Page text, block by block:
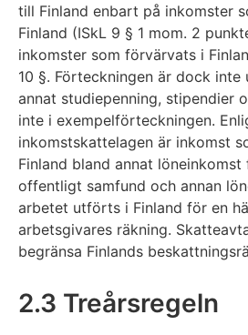
till Finland enbart på inkomster
Finland (ISkL 9 § 1 mom. 2
inkomster som förvärvats i
10 §. Förteckningen är dock inte
annat studiepenning, stipendier
inte i exempelförteckningen.
inkomstskattelagen är inkomst
Finland bland annat
offentligt samfund och annan
arbetet utförts i Finland för en
arbetsgivares räkning.
begränsa Finlands
2.3 Treårsregeln